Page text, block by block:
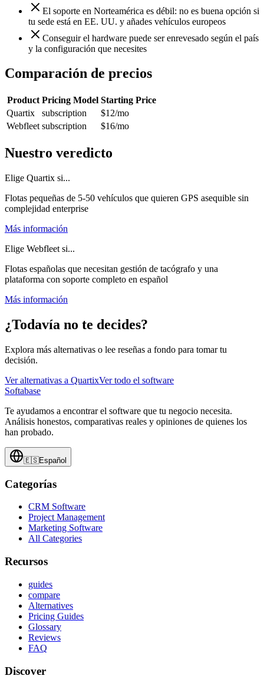
El soporte en Norteamérica es débil: no es buena opción si
tu sede está en EE. UU. y añades vehículos europeos
Conseguir el hardware puede ser enrevesado según el país
y la configuración que necesites
Comparación de precios
Product Pricing Model Starting Price
Quartix
subscription $12/mo
Webfleet subscription $16/mo
Nuestro veredicto
Elige Quartix si...
Flotas pequeñas de 5-50 vehículos que quieren GPS asequible sin
complejidad enterprise
Más información
Elige Webfleet si...
Flotas españolas que necesitan gestión de tacógrafo y una
plataforma con soporte completo en español
Más información
¿Todavía no te decides?
Explora más alternativas o lee reseñas a fondo para tomar tu
decisión.
Ver alternativas a QuartixVer todo el software
Softabase
Te ayudamos a encontrar el software que tu negocio necesita.
Análisis honestos, comparativas reales y opiniones de quienes los
han probado.
🇪🇸Español
Categorías
CRM Software
Project Management
Marketing Software
All Categories
Recursos
guides
compare
Alternatives
Pricing Guides
Glossary
Reviews
FAQ
Discover